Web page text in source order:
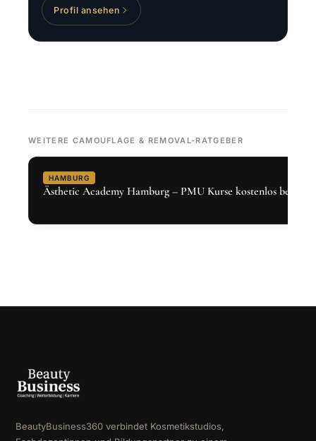
Profil ansehen
WEITERE CAMOUFLAGE & REMOVAL-RATGEBER
HAMBURG
Ästhetic Academy Hamburg – PMU Kurse kostenlos bei
BeautyBusiness360 verbindet Kosmetikstudios,